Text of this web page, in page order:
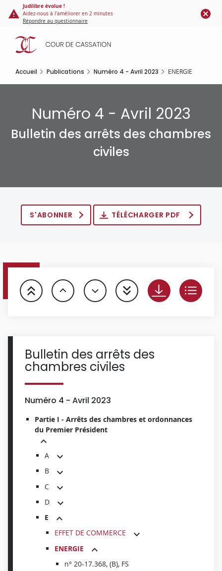
Panneau de gestion des cookies
contenu
principal
Judilibre évolue !
Aidez-nous à l'améliorer en 2 minutes
Répondre au questionnaire
Accueil Publications Numéro 4 - Avril 2023 ENERGIE
Numéro 4 - Avril 2023
Bulletin des arrêts des chambres
civiles
S'ABONNER TÉLÉCHARGER PDF
Bulletin des arrêts des
chambres civiles
Numéro 4 - Avril 2023
Partie I - Arrêts des chambres et ordonnances
du Premier Président
A
B
C
D
E
EFFET DE COMMERCE
ENERGIE
n° 20-17.368, (B), FS